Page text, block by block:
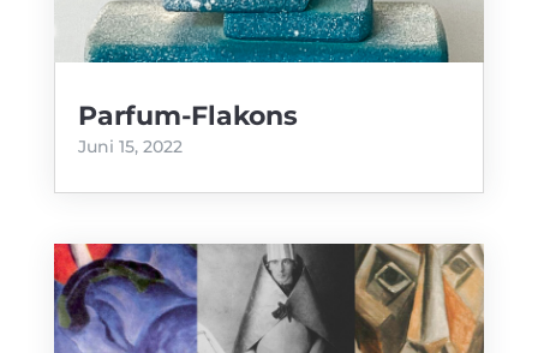
Parfum-Flakons
Juni 15, 2022